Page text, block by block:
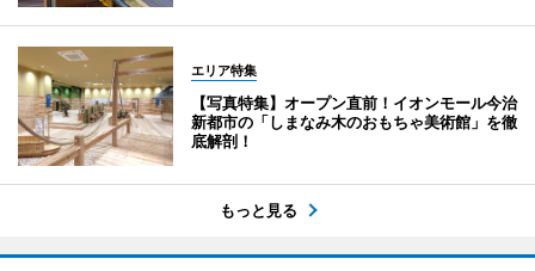
エリア特集
【写真特集】オープン直前！イオンモール今治
新都市の「しまなみ木のおもちゃ美術館」を徹
底解剖！
もっと見る